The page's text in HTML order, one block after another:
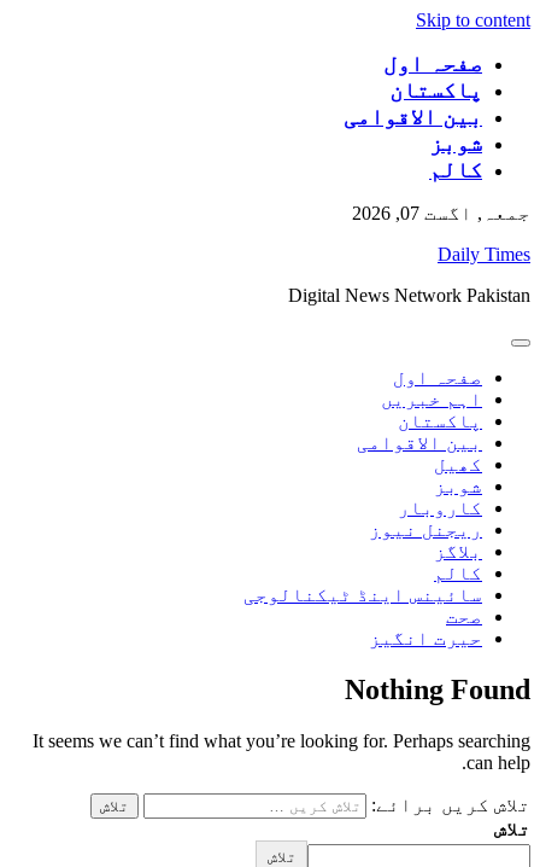
Skip to content
صفحہ اول
پاکستان
بین الاقوامی
شوبز
کالم
جمعہ, اگست 07, 2026
Daily Times
Digital News Network Pakistan
صفحہ اول
اہم خبریں
پاکستان
بین الاقوامی
کھیل
شوبز
کاروبار
ریجنل نیوز
بلاگز
کالم
سائینس اینڈ ٹیکنالوجی
صحت
حیرت انگیز
Nothing Found
It seems we can’t find what you’re looking for. Perhaps searching
can help.
تلاش کریں برائے:
تلاش
تلاش